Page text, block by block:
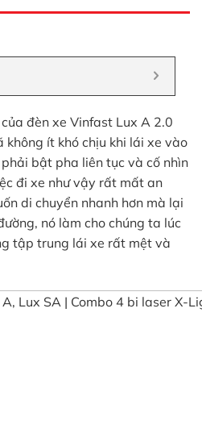
đèn xe Vinfast Lux A 2.0
ít khó chịu khi lái xe vào
bật pha liên tục và cố nhìn
đi xe như vậy rất mất an
di chuyển nhanh hơn mà lại
nó làm cho chúng ta lúc
tập trung lái xe rất mệt và